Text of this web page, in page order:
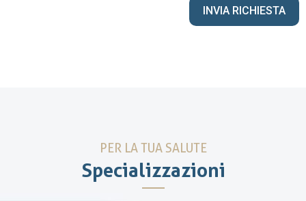
PER LA TUA SALUTE
Specializzazioni